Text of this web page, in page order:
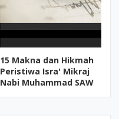
15 Makna dan Hikmah
Peristiwa Isra' Mikraj
Nabi Muhammad SAW